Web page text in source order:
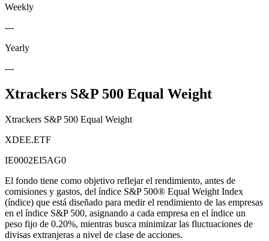
Weekly
---
Yearly
---
Xtrackers S&P 500 Equal Weight
Xtrackers S&P 500 Equal Weight
XDEE.ETF
IE0002EI5AG0
El fondo tiene como objetivo reflejar el rendimiento, antes de
comisiones y gastos, del índice S&P 500® Equal Weight Index
(índice) que está diseñado para medir el rendimiento de las empresas
en el índice S&P 500, asignando a cada empresa en el índice un
peso fijo de 0.20%, mientras busca minimizar las fluctuaciones de
divisas extranjeras a nivel de clase de acciones.